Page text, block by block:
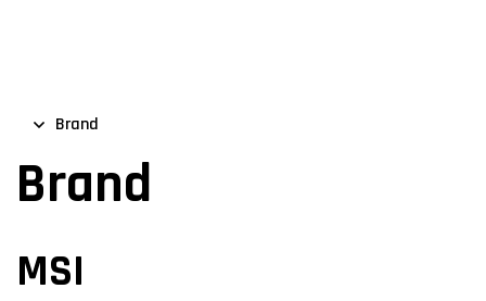
Brand
Brand
MSI